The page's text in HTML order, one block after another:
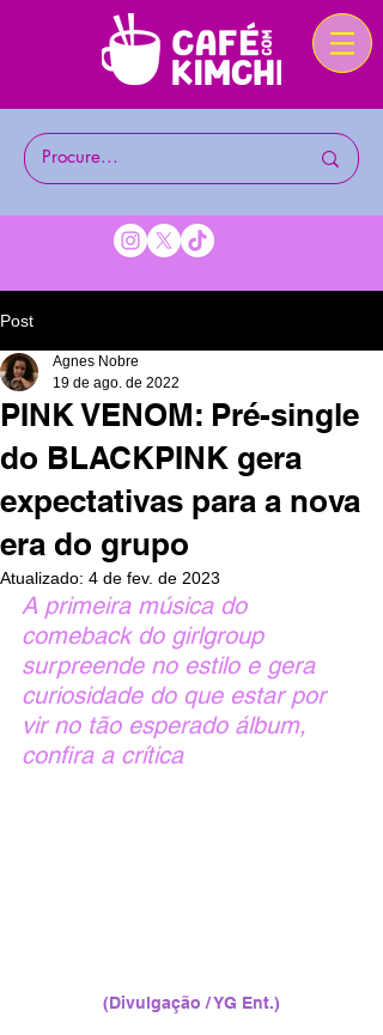
Post
PINK VENOM: Pré-single
do BLACKPINK gera
expectativas para a nova
era do grupo
Agnes Nobre
19 de ago. de 2022
Atualizado: 4 de fev. de 2023
A primeira música do
comeback do girlgroup
surpreende no estilo e gera
curiosidade do que estar por
vir no tão esperado álbum,
confira a crítica
(Divulgação / YG Ent.)